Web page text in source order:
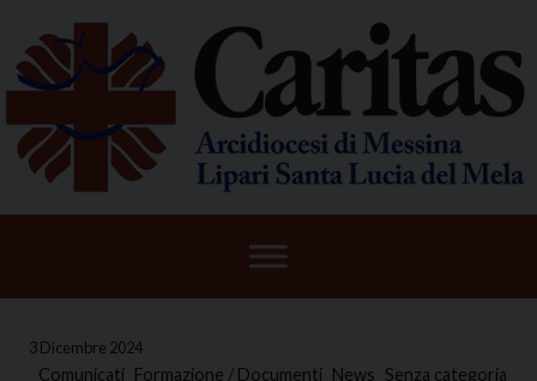
content
3 Dicembre 2024
Comunicati Formazione / Documenti News Senza categoria